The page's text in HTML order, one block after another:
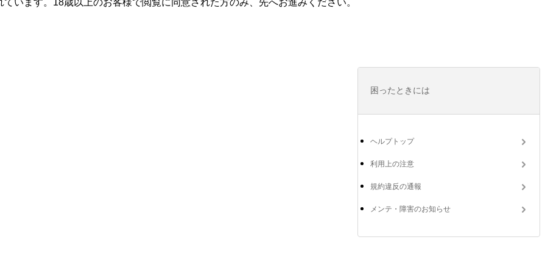
困ったときには
ヘルプトップ
利用上の注意
規約違反の通報
メンテ・障害のお知らせ